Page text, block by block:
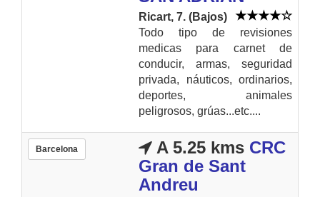
Ricart, 7. (Bajos)
Todo tipo de revisiones
medicas para carnet de
conducir, armas, seguridad
privada, náuticos, ordinarios,
deportes, animales
peligrosos, grúas...etc....
Barcelona A 5.25 kms CRC
Gran de Sant
Andreu